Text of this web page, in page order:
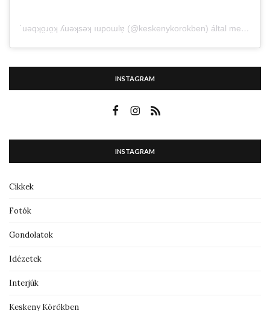
˙uǝqʞo̤ɹo̤ʞ ʎuǝʞsǝʞ ıupoɯlɐ̗ (@keskenykorokben) által megosztott bejegyzés
INSTAGRAM
INSTAGRAM
Cikkek
Fotók
Gondolatok
Idézetek
Interjúk
Keskeny Körökben